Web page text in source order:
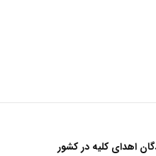
اهدای کلیه در کشور